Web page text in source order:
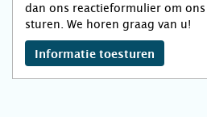
dan ons reactieformulier om
sturen. We horen graag van u!
Informatie toesturen